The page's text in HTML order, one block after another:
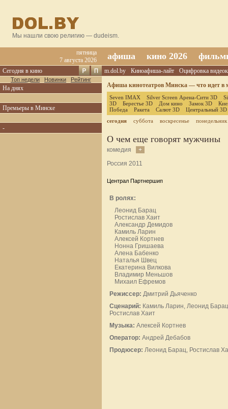
Мы нашли свою религию — dudeism.
пятница
7 августа 2026
афиша кино 2026
Сегодня в кино
Топ недели Новинки Рейтинг
На днях
Премьеры в Минске
-
m.dol.by Киноафиша-лайт
Оцифровка
Афиша кинотеатров Минска — что идет в
Seven IMAX Silver Screen Арена-Сити 3D
3D
Берестье 3D Дом кино Замок 3D
Победа
Ракета Салют 3D
Центральный 3D
сегодня
суббота воскресенье понедельник
О чем еще говорят мужчины
комедия
+
Россия 2011
Централ Партнершип
В ролях:
Леонид Барац
Ростислав Хаит
Александр Демидов
Камиль Ларин
Алексей Кортнев
Нонна Гришаева
Алена Бабенко
Наталья Швец
Екатерина Вилкова
Владимир Меньшов
Михаил Ефремов
Режиссер: Дмитрий Дьяченко
Сценарий: Камиль Ларин, Леонид
Ростислав Хаит
Музыка: Алексей Кортнев
Оператор: Андрей Дебабов
Продюсер: Леонид Барац, Ростислав